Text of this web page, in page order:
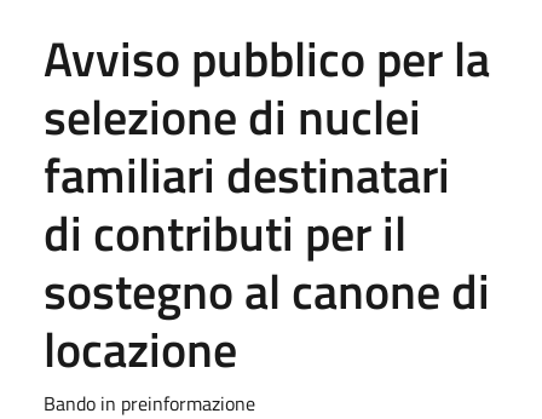
Avviso pubblico per la
selezione di nuclei
familiari destinatari
di contributi per il
sostegno al canone di
locazione
Bando in preinformazione